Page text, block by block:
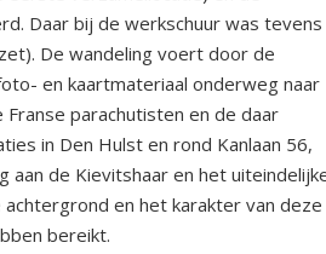
Daar bij de werkschuur was tevens
De wandeling voert door de
en kaartmateriaal onderweg naar
parachutisten en de daar
in Den Hulst en rond Kanlaan 56,
aan de Kievitshaar en het
en het karakter van deze
bereikt.